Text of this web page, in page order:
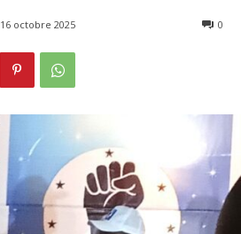
16 octobre 2025 0